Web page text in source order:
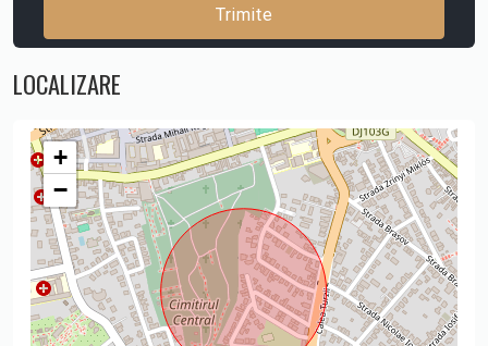
LOCALIZARE
+
−